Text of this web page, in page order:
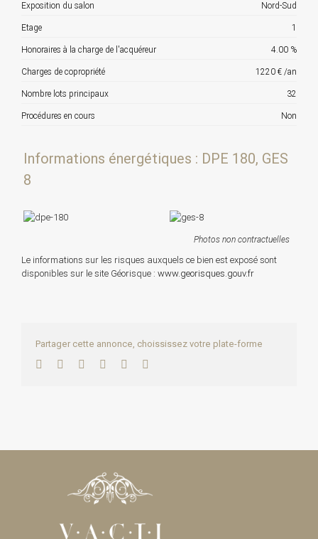
Exposition du salon Nord-Sud
Etage 1
Honoraires à la charge de l'acquéreur 4.00 %
Charges de copropriété 1220 € /an
Nombre lots principaux 32
Procédures en cours Non
Informations énergétiques : DPE 180, GES
8
Photos non contractuelles
Le informations sur les risques auxquels ce bien est exposé sont
disponibles sur le site Géorisque : www.georisques.gouv.fr
Partager cette annonce, choississez votre plate-forme
Facebook
TwitterLinkedInWhatsApp
Pinterest